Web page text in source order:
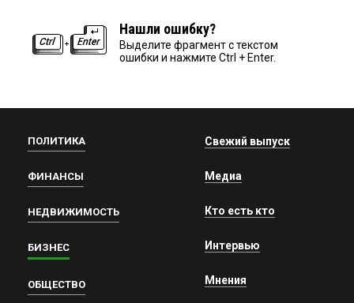
Нашли ошибку?
Выделите фрагмент с текстом
ошибки и нажмите Ctrl + Enter.
ПОЛИТИКА
ФИНАНСЫ
НЕДВИЖИМОСТЬ
БИЗНЕС
ОБЩЕСТВО
Свежий выпуск
Медиа
Кто есть кто
Интервью
Мнения